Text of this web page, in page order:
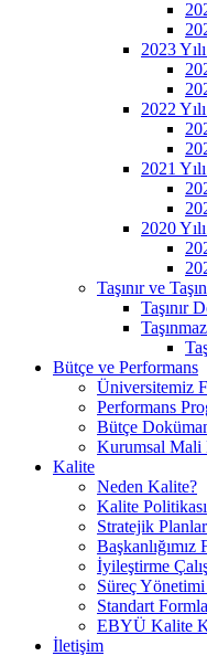
2023
2022
2021
2020
Taşınır ve
Taşınır
Bütçe ve Performans
Üniversitemiz
Performans
Bütçe
Kurumsal Mali
Kalite
Neden Kalite?
Kalite Politikası
Stratejik Planlar
Başkanlığımız
İyileştirme
Süreç
Standart
EBYÜ Kalite
İletişim